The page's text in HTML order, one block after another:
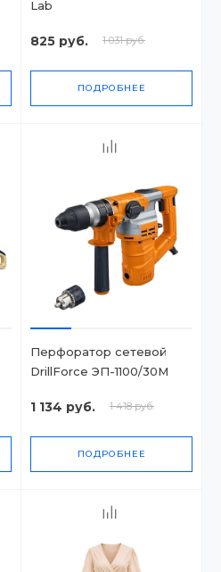
Lab
825 руб. 1 031 руб.
ПОДРОБНЕЕ
Перфоратор сетевой
DrillForce ЭП-1100/30М
1 134 руб. 1 418 руб.
ПОДРОБНЕЕ